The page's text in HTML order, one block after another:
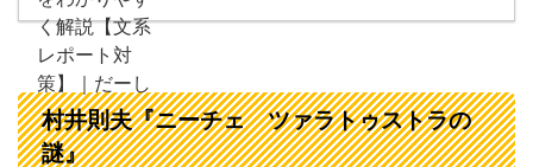
村井則夫『ニーチェ ツァラトゥストラの
謎』